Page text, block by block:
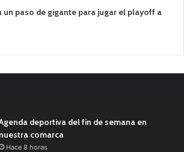
un paso de gigante para jugar el playoff a
deportiva del fin de semana en
nuestra comarca
Hace 8 horas